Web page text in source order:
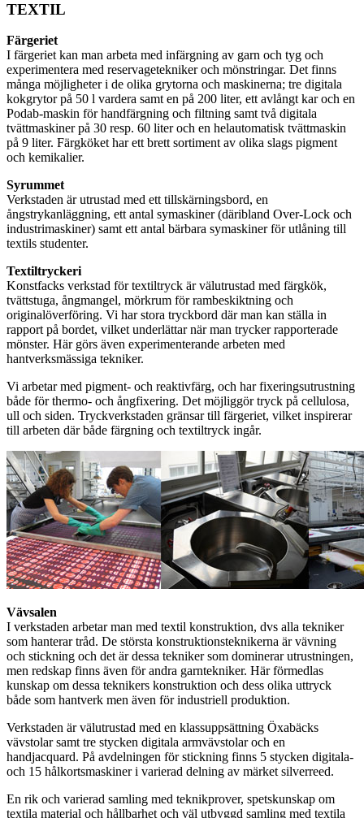
TEXTIL
Färgeriet
I färgeriet kan man arbeta med infärgning av garn och tyg och
experimentera med reservagetekniker och mönstringar. Det finns
många möjligheter i de olika grytorna och maskinerna; tre digitala
kokgrytor på 50 l vardera samt en på 200 liter, ett avlångt kar och en
Podab-maskin för handfärgning och filtning samt två digitala
tvättmaskiner på 30 resp. 60 liter och en helautomatisk tvättmaskin
på 9 liter. Färgköket har ett brett sortiment av olika slags pigment
och kemikalier.
Syrummet
Verkstaden är utrustad med ett tillskärningsbord, en
ångstrykanläggning, ett antal symaskiner (däribland Over-Lock och
industrimaskiner) samt ett antal bärbara symaskiner för utlåning till
textils studenter.
Textiltryckeri
Konstfacks verkstad för textiltryck är välutrustad med färgkök,
tvättstuga, ångmangel, mörkrum för rambeskiktning och
originalöverföring. Vi har stora tryckbord där man kan ställa in
rapport på bordet, vilket underlättar när man trycker rapporterade
mönster. Här görs även experimenterande arbeten med
hantverksmässiga tekniker.
Vi arbetar med pigment- och reaktivfärg, och har fixeringsutrustning
både för thermo- och ångfixering. Det möjliggör tryck på cellulosa,
ull och siden. Tryckverkstaden gränsar till färgeriet, vilket inspirerar
till arbeten där både färgning och textiltryck ingår.
Vävsalen
I verkstaden arbetar man med textil konstruktion, dvs alla tekniker
som hanterar tråd. De största konstruktionsteknikerna är vävning
och stickning och det är dessa tekniker som dominerar utrustningen,
men redskap finns även för andra garntekniker. Här förmedlas
kunskap om dessa teknikers konstruktion och dess olika uttryck
både som hantverk men även för industriell produktion.
Verkstaden är välutrustad med en klassuppsättning Öxabäcks
vävstolar samt tre stycken digitala armvävstolar och en
handjacquard. På avdelningen för stickning finns 5 stycken digitala-
och 15 hålkortsmaskiner i varierad delning av märket silverreed.
En rik och varierad samling med teknikprover, spetskunskap om
textila material och hållbarhet och väl utbyggd samling med textila